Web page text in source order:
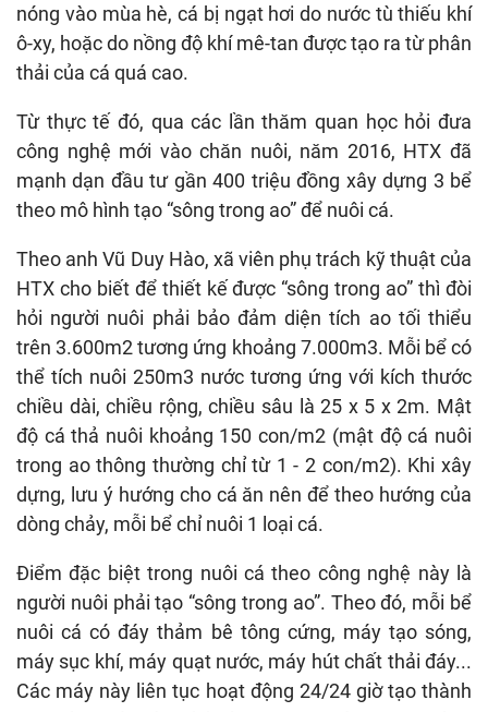
nóng vào mùa hè, cá bị ngạt hơi do nước tù thiếu khí
ô-xy, hoặc do nồng độ khí mê-tan được tạo ra từ phân
thải của cá quá cao.
Từ thực tế đó, qua các lần thăm quan học hỏi đưa
công nghệ mới vào chăn nuôi, năm 2016, HTX đã
mạnh dạn đầu tư gần 400 triệu đồng xây dựng 3 bể
theo mô hình tạo “sông trong ao” để nuôi cá.
Theo anh Vũ Duy Hào, xã viên phụ trách kỹ thuật của
HTX cho biết để thiết kế được “sông trong ao” thì đòi
hỏi người nuôi phải bảo đảm diện tích ao tối thiểu
trên 3.600m2 tương ứng khoảng 7.000m3. Mỗi bể có
thể tích nuôi 250m3 nước tương ứng với kích thước
chiều dài, chiều rộng, chiều sâu là 25 x 5 x 2m. Mật
độ cá thả nuôi khoảng 150 con/m2 (mật độ cá nuôi
trong ao thông thường chỉ từ 1 - 2 con/m2). Khi xây
dựng, lưu ý hướng cho cá ăn nên để theo hướng của
dòng chảy, mỗi bể chỉ nuôi 1 loại cá.
Điểm đặc biệt trong nuôi cá theo công nghệ này là
người nuôi phải tạo “sông trong ao”. Theo đó, mỗi bể
nuôi cá có đáy thảm bê tông cứng, máy tạo sóng,
máy sục khí, máy quạt nước, máy hút chất thải đáy...
Các máy này liên tục hoạt động 24/24 giờ tạo thành